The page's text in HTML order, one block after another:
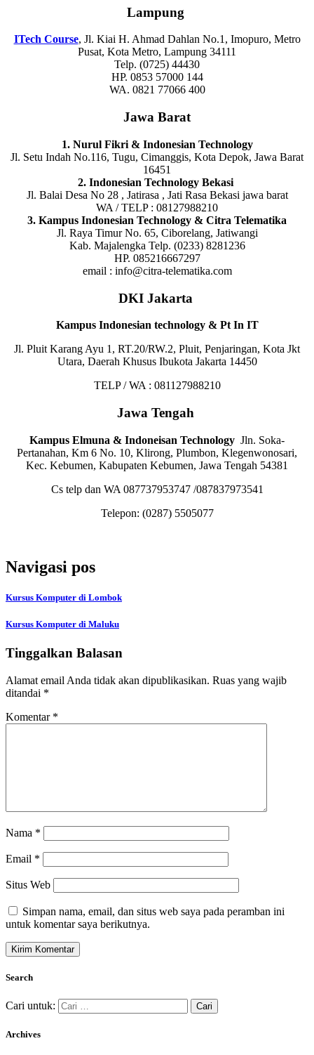
Lampung
ITech Course, Jl. Kiai H. Ahmad Dahlan No.1, Imopuro, Metro
Pusat, Kota Metro, Lampung 34111
Telp. (0725) 44430
HP. 0853 57000 144
WA. 0821 77066 400
Jawa Barat
1. Nurul Fikri & Indonesian Technology
Jl. Setu Indah No.116, Tugu, Cimanggis, Kota Depok, Jawa Barat
16451
2. Indonesian Technology Bekasi
Jl. Balai Desa No 28 , Jatirasa , Jati Rasa Bekasi jawa barat
WA / TELP : 08127988210
3. Kampus Indonesian Technology & Citra Telematika
Jl. Raya Timur No. 65, Ciborelang, Jatiwangi
Kab. Majalengka Telp. (0233) 8281236
HP. 085216667297
email : info@citra-telematika.com
DKI Jakarta
Kampus Indonesian technology & Pt In IT
Jl. Pluit Karang Ayu 1, RT.20/RW.2, Pluit, Penjaringan, Kota Jkt
Utara, Daerah Khusus Ibukota Jakarta 14450
TELP / WA : 081127988210
Jawa Tengah
Kampus Elmuna & Indoneisan Technology Jln. Soka-
Pertanahan, Km 6 No. 10, Klirong, Plumbon, Klegenwonosari,
Kec. Kebumen, Kabupaten Kebumen, Jawa Tengah 54381
Cs telp dan WA 087737953747 /087837973541
Telepon: (0287) 5505077
Navigasi pos
Kursus Komputer di Lombok
Kursus Komputer di Maluku
Tinggalkan Balasan
Alamat email Anda tidak akan dipublikasikan. Ruas yang wajib
ditandai *
Komentar *
Nama *
Email *
Situs Web
Simpan nama, email, dan situs web saya pada peramban ini
untuk komentar saya berikutnya.
Search
Cari untuk:
Archives